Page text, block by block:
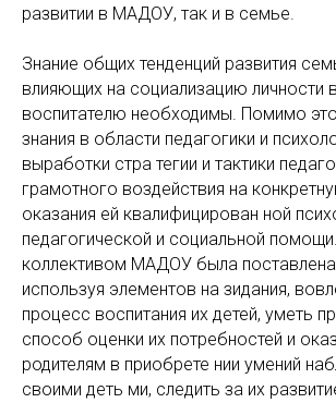
развитии в МАДОУ, так и в семье.
Знание общих тенденций развития
влияющих на социализацию личности
воспитателю необходимы. Помимо
знания в области педагогики и
выработки стра тегии и тактики
грамотного воздействия на
оказания ей квалифицирован ной
педагогической и социальной
коллективом МАДОУ была
используя элементов на зидания,
процесс воспитания их детей, уметь
способ оценки их потребностей и
родителям в приобрете нии умений
своими деть ми, следить за их